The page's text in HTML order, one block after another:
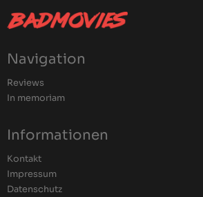
Navigation
Reviews
In memoriam
Informationen
Kontakt
Impressum
Datenschutz